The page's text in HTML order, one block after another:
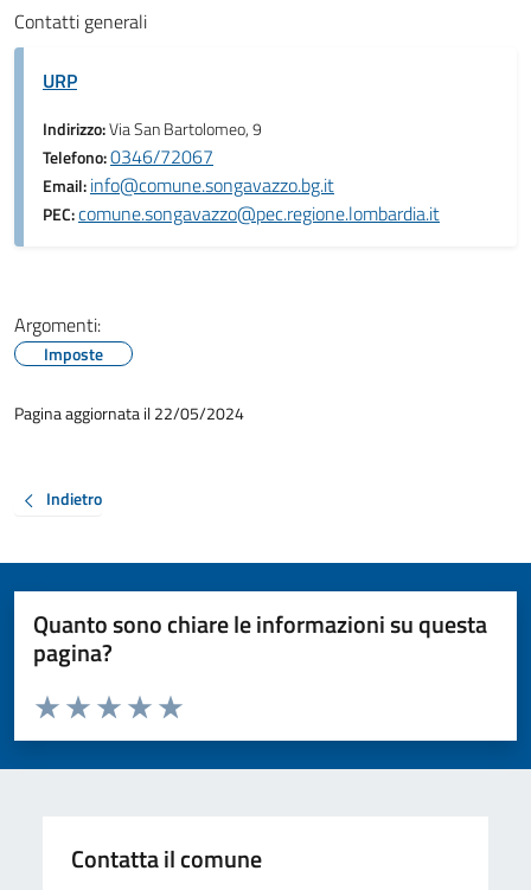
Contatti generali
URP
Indirizzo:Via San Bartolomeo, 9
Telefono:0346/72067
Email:info@comune.songavazzo.bg.it
PEC:comune.songavazzo@pec.regione.lombardia.it
Argomenti:
Imposte
Pagina aggiornata il 22/05/2024
Indietro
Quanto sono chiare le informazioni su questa
pagina?
Valuta da 1 a 5 stelle la pagina
Valuta 5 stelle su 5
Valuta 4 stelle su 5
Valuta 3 stelle su 5
Valuta 2 stelle su 5
Valuta 1 stelle su 5
Contatta il comune